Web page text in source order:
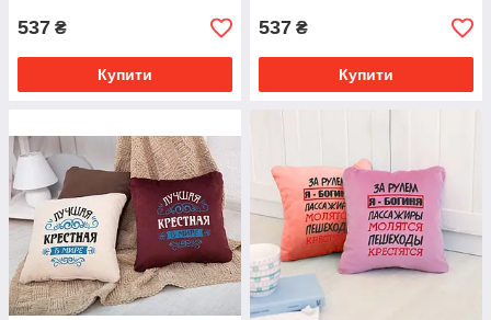
537 ₴
Купити
537 ₴
Купити